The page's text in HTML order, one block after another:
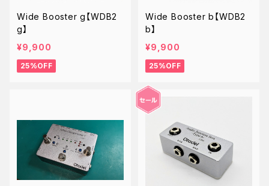
Wide Booster g【WDB2
g】
¥9,900
25%OFF
Wide Booster b【WDB2
b】
¥9,900
25%OFF